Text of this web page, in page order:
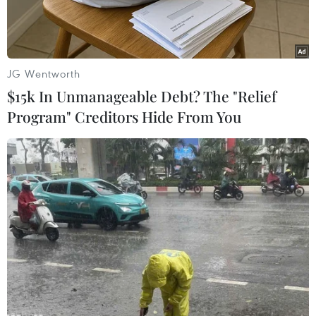
Ảnh minh họa. (Nguồn: AFP/TTXVN)
Chính quyền của Tổng thống Donald Trump
ngày 16/6 thông báo hủy bỏ một chính sách của
cựu Tổng thống Barack Obama cho phép hàng
JG Wentworth
$15k In Unmanageable Debt? The "Relief
Program" Creditors Hide From You